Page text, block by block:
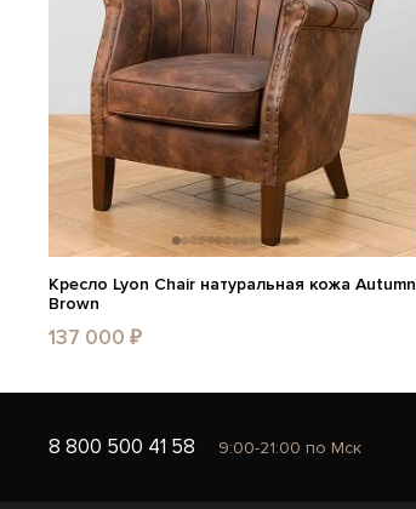
Кресло Lyon Chair натуральная кожа Autumn
Brown
137 000 ₽
8 800 500 41 58 9:00-21:00 по Мск